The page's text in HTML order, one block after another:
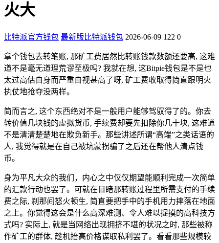
火大
比特派官方钱包 最新版比特派钱包 2026-06-09 122 0
拿个钱包去转笔账, 那矿工费居然比转账钱款数额还要高, 这难
道不是毫无道理荒谬至极吗? 我就在想, 这Bitpie钱包是不是也
太过高估自身而严重自视甚高了呀, 矿工费收取得简直跟明火
执仗地抢夺没两样。
简而言之, 这个东西绝对不是一般用户能够驾驭得了的。你去
转价值几块钱的虚拟货币, 手续费却要先扣除你几十块, 这难道
不是清清楚楚地在欺负新手。那些讲述所谓“高端”之类话语的
人, 我觉得就是在自己被坑蒙拐骗了之后还在帮他人清点钱
币。
身为平凡大众的我们，内心之中仅仅期望能顺利完成一次简单
的汇款行动也罢了。可就在目睹那转账过程里所需支付的手续
费之际, 刹那间怒火顿生, 简直要把手中的手机用力摔落在地面
之上。你觉得这会是什么高深难测、令人难以捉摸的高科技方
式吗? 实际上, 就是当网络出现拥挤不堪的状况之时, 那些被称
作矿工的群体, 趁机抬高价格谋取私利罢了。看看那些规模较